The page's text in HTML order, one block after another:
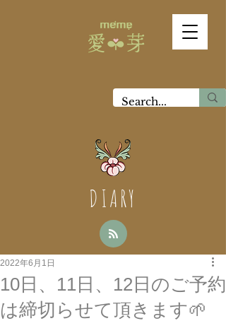
DIARY
10日、11日、12日のご予約
は締切らせて頂きます🌱
2022年6月1日